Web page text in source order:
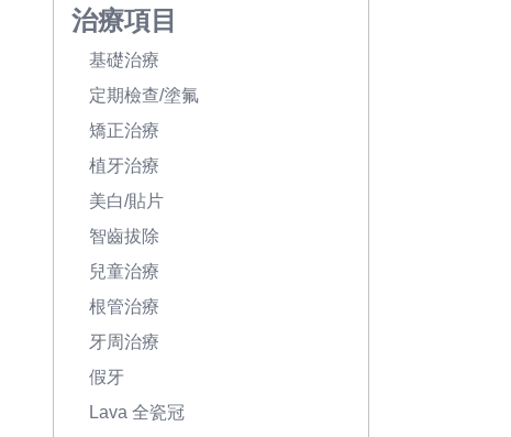
治療項目
基礎治療
定期檢查/塗氟
矯正治療
植牙治療
美白/貼片
智齒拔除
兒童治療
根管治療
牙周治療
假牙
Lava 全瓷冠